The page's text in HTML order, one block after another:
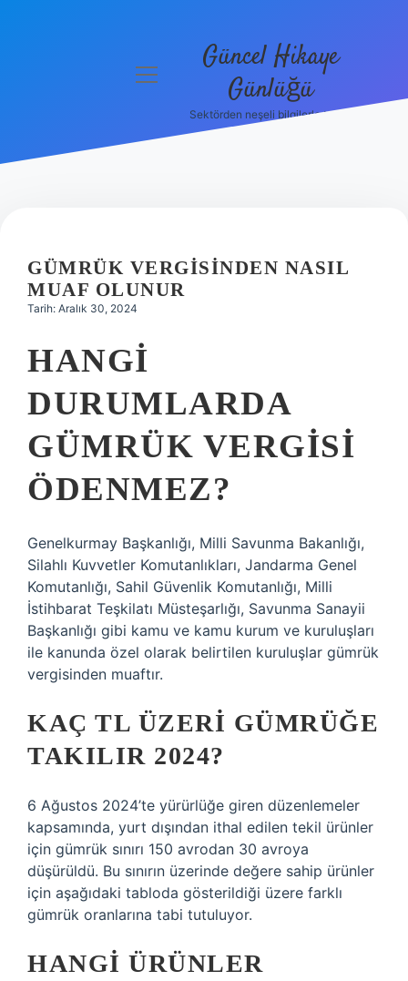
Hakkımızda
menüyü
Güncel Hikaye
Günlüğü
Sektörden neşeli bilgilerle tanış!
GÜMRÜK VERGISINDEN NASIL
MUAF OLUNUR
Tarih: Aralık 30, 2024
HANGI
DURUMLARDA
GÜMRÜK VERGISI
ÖDENMEZ?
Genelkurmay Başkanlığı, Milli Savunma Bakanlığı,
Silahlı Kuvvetler Komutanlıkları, Jandarma Genel
Komutanlığı, Sahil Güvenlik Komutanlığı, Milli
İstihbarat Teşkilatı Müsteşarlığı, Savunma Sanayii
Başkanlığı gibi kamu ve kamu kurum ve kuruluşları
ile kanunda özel olarak belirtilen kuruluşlar gümrük
vergisinden muaftır.
KAÇ TL ÜZERI GÜMRÜĞE
TAKILIR 2024?
6 Ağustos 2024’te yürürlüğe giren düzenlemeler
kapsamında, yurt dışından ithal edilen tekil ürünler
için gümrük sınırı 150 avrodan 30 avroya
düşürüldü. Bu sınırın üzerinde değere sahip ürünler
için aşağıdaki tabloda gösterildiği üzere farklı
gümrük oranlarına tabi tutuluyor.
HANGI ÜRÜNLER